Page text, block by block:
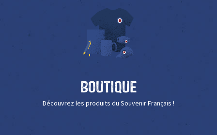
Boutique
Découvrez les produits du Souvenir Français !